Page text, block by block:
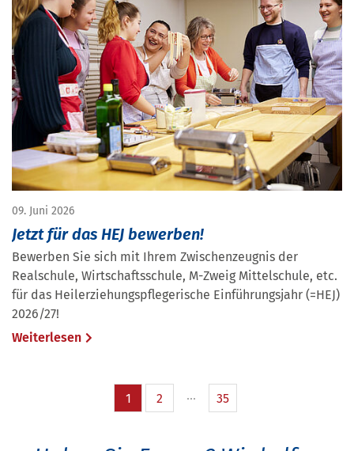
09. Juni 2026
Jetzt für das HEJ bewerben!
Bewerben Sie sich mit Ihrem Zwischenzeugnis der
Realschule, Wirtschaftsschule, M-Zweig Mittelschule, etc.
für das Heilerziehungspflegerische Einführungsjahr (=HEJ)
2026/27!
Weiterlesen
1 2 35